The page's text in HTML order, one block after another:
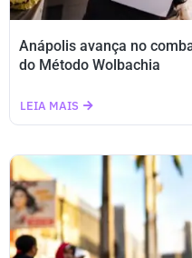
Anápolis avança no
do Método Wolbachia
LEIA MAIS